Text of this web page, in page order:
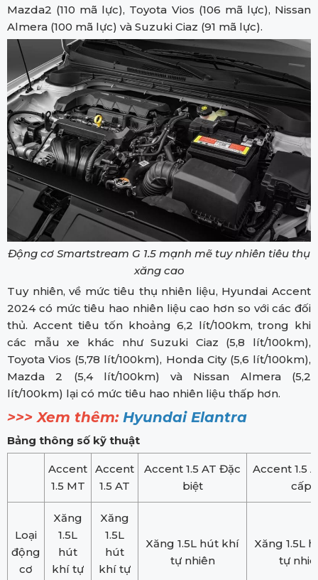
Mazda2 (110 mã lực), Toyota Vios (106 mã lực), Nissan
Almera (100 mã lực) và Suzuki Ciaz (91 mã lực).
Động cơ Smartstream G 1.5 mạnh mẽ tuy nhiên tiêu thụ
xăng cao
Tuy nhiên, về mức tiêu thụ nhiên liệu, Hyundai Accent
2024 có mức tiêu hao nhiên liệu cao hơn so với các đối
thủ. Accent tiêu tốn khoảng 6,2 lít/100km, trong khi
các mẫu xe khác như Suzuki Ciaz (5,8 lít/100km),
Toyota Vios (5,78 lít/100km), Honda City (5,6 lít/100km),
Mazda 2 (5,4 lít/100km) và Nissan Almera (5,2
lít/100km) lại có mức tiêu hao nhiên liệu thấp hơn.
>>> Xem thêm: Hyundai Elantra
Bảng thông số kỹ thuật
Accent
1.5 MT
Accent
1.5 AT
Accent 1.5 AT Đặc
biệt
Accent 1.5
cấp
Loại
động
cơ
Xăng
1.5L
hút
khí tự
Xăng
1.5L
hút
khí tự
Xăng 1.5L hút khí
tự nhiên
Xăng 1.5L
tự